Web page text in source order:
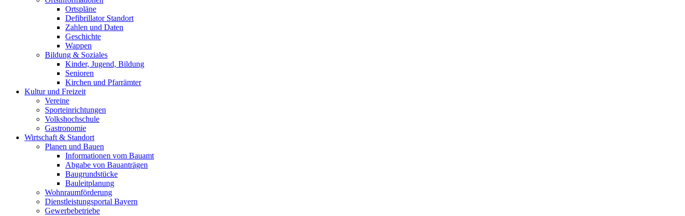
Ortspläne
Defibrillator Standort
Zahlen und Daten
Geschichte
Wappen
Bildung & Soziales
Kinder, Jugend, Bildung
Senioren
Kirchen und Pfarrämter
Kultur und Freizeit
Vereine
Sporteinrichtungen
Volkshochschule
Gastronomie
Wirtschaft & Standort
Planen und Bauen
Informationen vom Bauamt
Abgabe von Bauanträgen
Baugrundstücke
Bauleitplanung
Wohnraumförderung
Dienstleistungsportal Bayern
Gewerbebetriebe